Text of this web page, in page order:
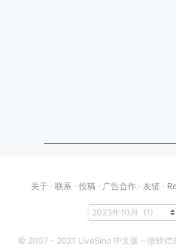
关于 · 联系 · 投稿 · 广告合作 · 友链 ·
© 2007 - 2021 LiveSino 中文版 – 微软信